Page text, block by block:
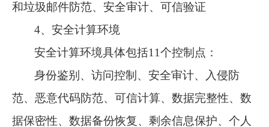
和垃圾邮件防范、安全审计、可信验证
4、安全计算环境
安全计算环境具体包括11个控制点：
身份鉴别、访问控制、安全审计、入侵防
范、恶意代码防范、可信计算、数据完整性、数
据保密性、数据备份恢复、剩余信息保护、个人